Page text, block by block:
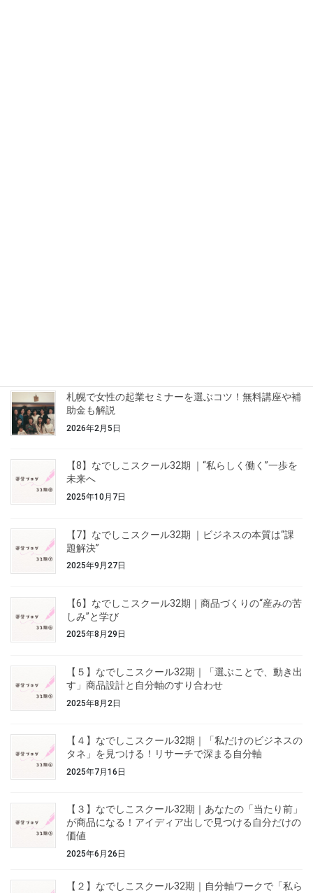
札幌で女性の起業セミナーを選ぶコツ！無料講座や補
助金も解説
2026年2月5日
【8】なでしこスクール32期 ｜“私らしく働く”一歩を
未来へ
2025年10月7日
【7】なでしこスクール32期 ｜ビジネスの本質は“課
題解決”
2025年9月27日
【6】なでしこスクール32期｜商品づくりの“産みの苦
しみ”と学び
2025年8月29日
【５】なでしこスクール32期｜「選ぶことで、動き出
す」商品設計と自分軸のすり合わせ
2025年8月2日
【４】なでしこスクール32期｜「私だけのビジネスの
タネ」を見つける！リサーチで深まる自分軸
2025年7月16日
【３】なでしこスクール32期｜あなたの「当たり前」
が商品になる！アイディア出しで見つける自分だけの
価値
2025年6月26日
【２】なでしこスクール32期｜自分軸ワークで「私ら